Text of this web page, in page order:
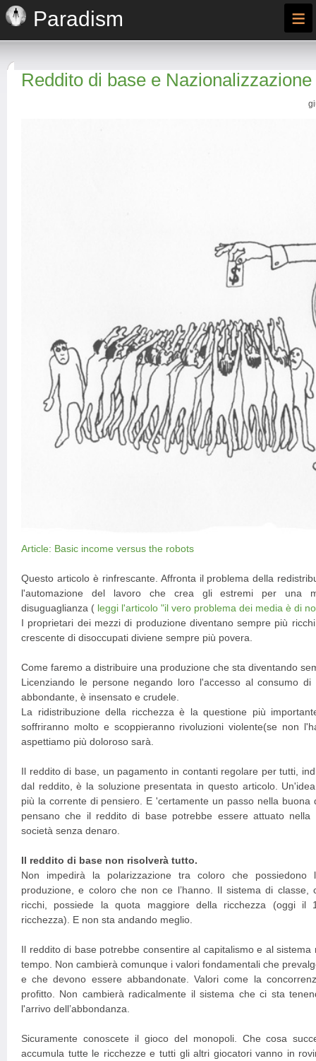
Paradism ≡
Reddito di base e Nazionalizzazione
Article: Basic income versus the robots
Questo articolo è rinfrescante. Affronta il problema della
l'automazione del lavoro che crea gli estremi per una
disuguaglianza ( leggi l'articolo "il vero problema dei media è di
I proprietari dei mezzi di produzione diventano sempre più
crescente di disoccupati diviene sempre più povera.
Come faremo a distribuire una produzione che sta diventando
Licenziando le persone negando loro l'accesso al consumo
abbondante, è insensato e crudele.
La ridistribuzione della ricchezza è la questione più
soffriranno molto e scoppieranno rivoluzioni violente(se non
aspettiamo più doloroso sarà.
Il reddito di base, un pagamento in contanti regolare per tutti,
dal reddito, è la soluzione presentata in questo articolo.
più la corrente di pensiero. E 'certamente un passo nella buona
pensano che il reddito di base potrebbe essere attuato
società senza denaro.
Il reddito di base non risolverà tutto.
Non impedirà la polarizzazione tra coloro che
produzione, e coloro che non ce l’hanno. Il sistema di classe,
ricchi, possiede la quota maggiore della ricchezza (oggi il
ricchezza). E non sta andando meglio.
Il reddito di base potrebbe consentire al capitalismo e al
tempo. Non cambierà comunque i valori fondamentali che
e che devono essere abbandonate. Valori come la
profitto. Non cambierà radicalmente il sistema che ci sta
l'arrivo dell’abbondanza.
Sicuramente conoscete il gioco del monopoli. Che cosa
accumula tutte le ricchezze e tutti gli altri giocatori vanno in